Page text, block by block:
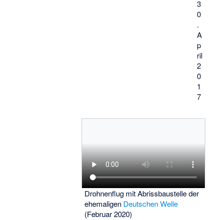
3
0
.
A
p
ril
2
0
1
7
Drohnenflug mit Abrissbaustelle der
ehemaligen Deutschen Welle
(Februar 2020)